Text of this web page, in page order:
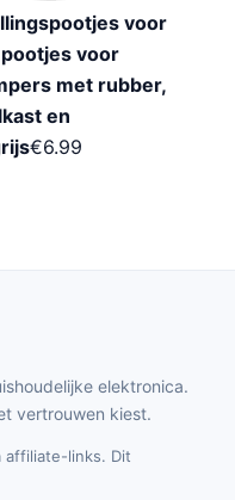
voor
voor
met rubber,
en
€6.99
elektronica.
vertrouwen kiest.
affiliate-links. Dit